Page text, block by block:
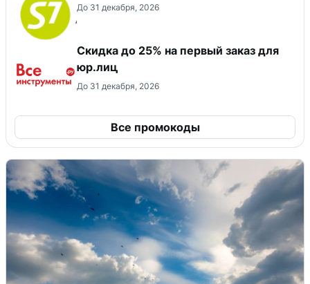
До 31 декабря, 2026
Скидка до 25% на первый заказ для
юр.лиц
До 31 декабря, 2026
Все промокоды